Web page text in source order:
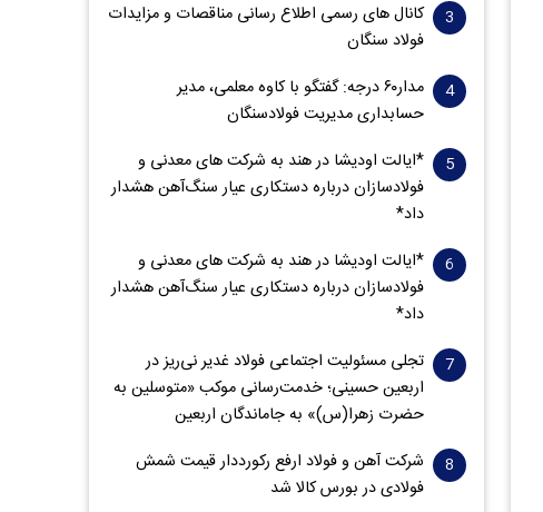
کانال های رسمی اطلاع رسانی مناقصات و مزایدات
فولاد سنگان
مدار‌۶٠ درجه: گفتگو با کاوه معلمی، مدیر
حسابداری مدیریت فولادسنگان
*ایالت اودیشا در هند به شرکت های معدنی و
فولادسازان درباره دستکاری عیار سنگ‌آهن هشدار
داد*
*ایالت اودیشا در هند به شرکت های معدنی و
فولادسازان درباره دستکاری عیار سنگ‌آهن هشدار
داد*
تجلی مسئولیت اجتماعی فولاد غدیر نی‌ریز در
اربعین حسینی؛ خدمت‌رسانی موکب «متوسلین به
حضرت زهرا(س)» به جاماندگان اربعین
شرکت آهن و فولاد ارفع رکورددار قیمت شمش
فولادی در بورس کالا شد